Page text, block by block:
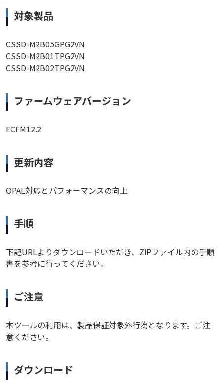
対象製品
CSSD-M2B05GPG2VN
CSSD-M2B01TPG2VN
CSSD-M2B02TPG2VN
ファームウェアバージョン
ECFM12.2
更新内容
OPAL対応とパフォーマンスの向上
手順
下記URLよりダウンロードいただき、ZIPファイル内の手順
書を参考に行ってください。
ご注意
本ツールの利用は、製品保証対象外行為となります。ご注
意ください。
ダウンロード